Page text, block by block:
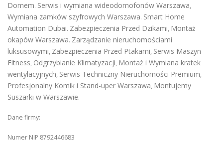
Domem. Serwis i wymiana wideodomofonów Warszawa,
Wymiana zamków szyfrowych Warszawa. Smart Home
Automation Dubai. Zabezpieczenia Przed Dzikami, Montaż
okapów Warszawa. Zarządzanie nieruchomościami
luksusowymi, Zabezpieczenia Przed Ptakami, Serwis Maszyn
Fitness, Odgrzybianie Klimatyzacji, Montaż i Wymiana kratek
wentylacyjnych, Serwis Techniczny Nieruchomości Premium,
Profesjonalny Komik i Stand-uper Warszawa, Montujemy
Suszarki w Warszawie.
Dane firmy:
Numer NIP 8792446683